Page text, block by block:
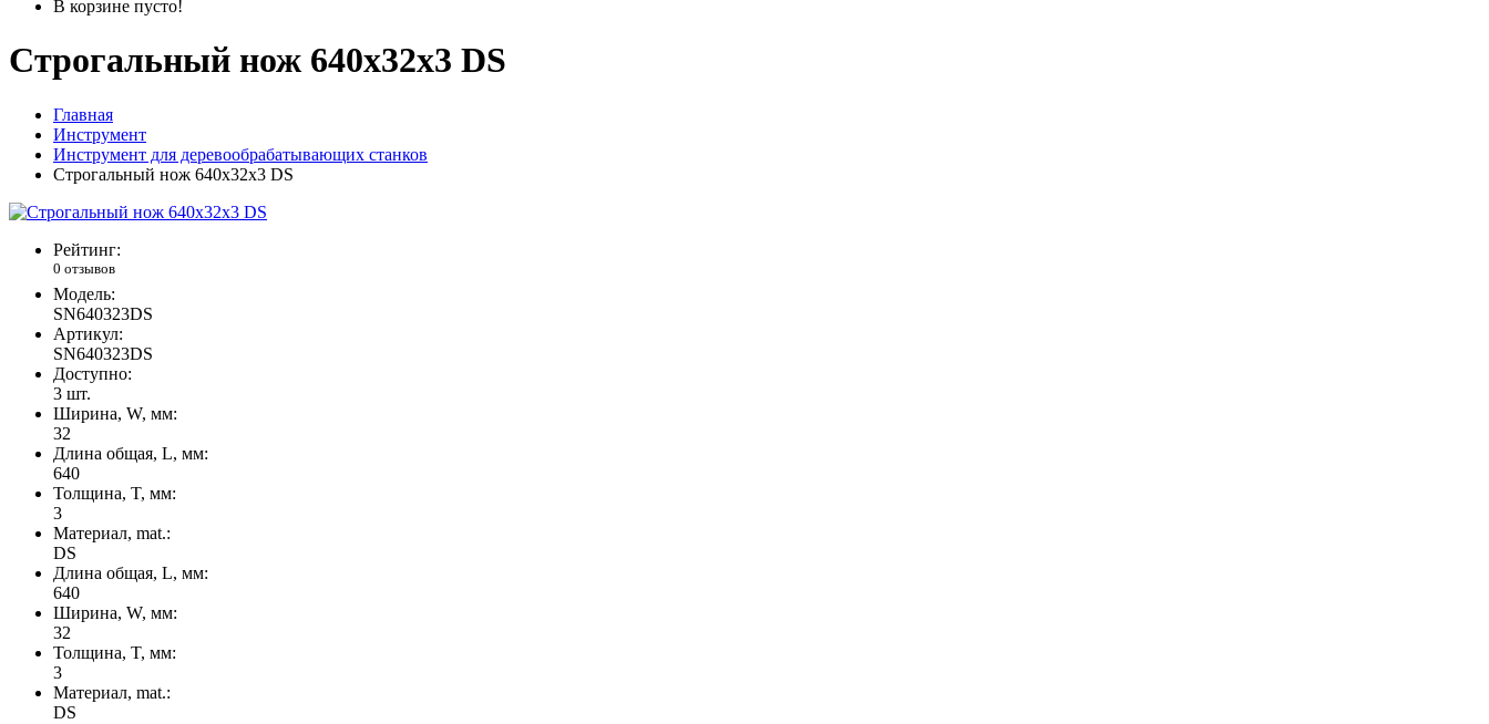
В корзине пусто!
Строгальный нож 640x32x3 DS
Главная
Инструмент
Инструмент для деревообрабатывающих станков
Строгальный нож 640x32x3 DS
Рейтинг:
0 отзывов
Модель:
SN640323DS
Артикул:
SN640323DS
Доступно:
3 шт.
Ширина, W, мм:
32
Длина общая, L, мм:
640
Толщина, T, мм:
3
Материал, mat.:
DS
Длина общая, L, мм:
640
Ширина, W, мм:
32
Толщина, T, мм:
3
Материал, mat.:
DS